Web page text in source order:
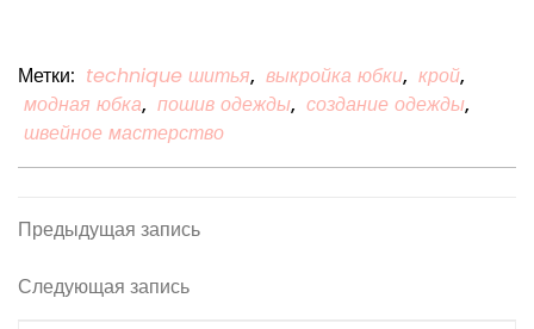
Метки: technique шитья, выкройка юбки, крой,
модная юбка, пошив одежды, создание одежды,
швейное мастерство
Навигация
по
записям
Предыдущая
Предыдущая запись
Следующая
Следующая запись